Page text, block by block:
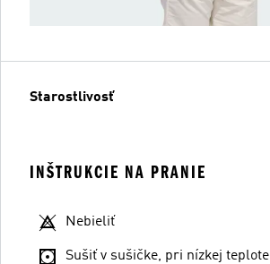
Starostlivosť
INŠTRUKCIE NA PRANIE
Nebieliť
Sušiť v sušičke, pri nízkej teplote